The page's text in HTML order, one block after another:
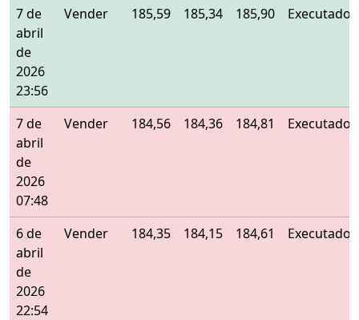
7 de
abril
de
2026
23:56
Vender 185,59 185,34 185,90 Executado
7 de
abril
de
2026
07:48
Vender 184,56 184,36 184,81 Executado
6 de
abril
de
2026
22:54
Vender 184,35 184,15 184,61 Executado